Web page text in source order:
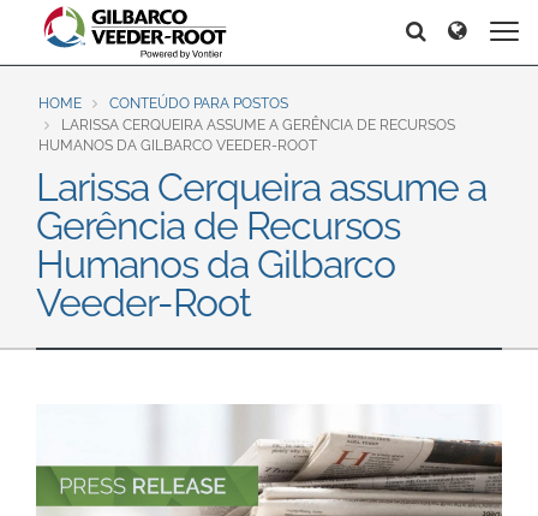
North America
United States
Canada
Español English
Brazil
Português
Europe & CIS
English
Dansk
Magyar
Norsk
Română
Middle East and Africa
Asia Pacific
Australia
中国
Search
Search Search
HOME
CONTEÚDO PARA POSTOS
LARISSA CERQUEIRA ASSUME A GERÊNCIA DE RECURSOS
HUMANOS DA GILBARCO VEEDER-ROOT
Larissa Cerqueira assume a
Gerência de Recursos
Humanos da Gilbarco
Veeder-Root